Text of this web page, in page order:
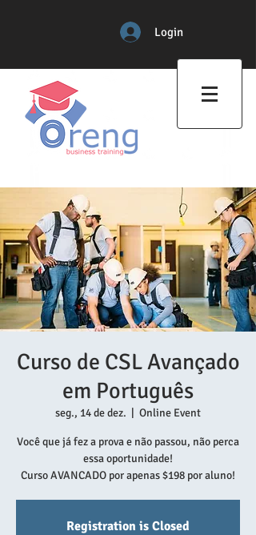
Login
Curso de CSL Avançado
em Português
seg., 14 de dez. Online Event
Você que já fez a prova e não passou, não perca
essa oportunidade!
Curso AVANCADO por apenas $198 por aluno!
Registration is Closed